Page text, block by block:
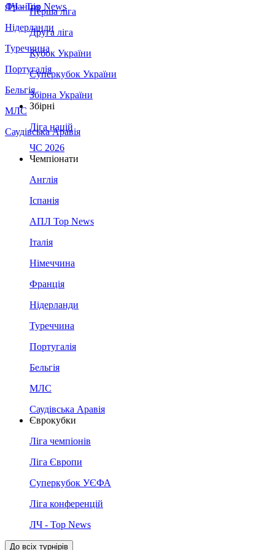
Франція
Нідерланди
Туреччина
Португалія
Бельгія
МЛС
Саудівська Аравія
ЛЧ - Top News
Перша ліга
Друга ліга
Кубок України
Суперкубок України
Збірна України
Збірні
Ліга націй
ЧС 2026
Чемпіонати
Англія
Іспанія
АПЛ Top News
Італія
Німеччина
Франція
Нідерланди
Туреччина
Португалія
Бельгія
МЛС
Саудівська Аравія
Єврокубки
Ліга чемпіонів
Ліга Європи
Суперкубок УЄФА
Ліга конференцій
ЛЧ - Top News
До всіх турнірів